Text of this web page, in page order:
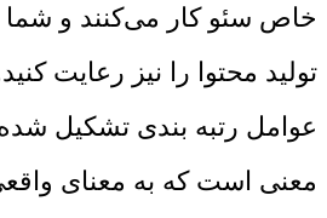
خاص سئو کار می‌کنند و شما
تولید محتوا را نیز رعایت
عوامل رتبه بندی تشکیل شده
معنی است که به معنای